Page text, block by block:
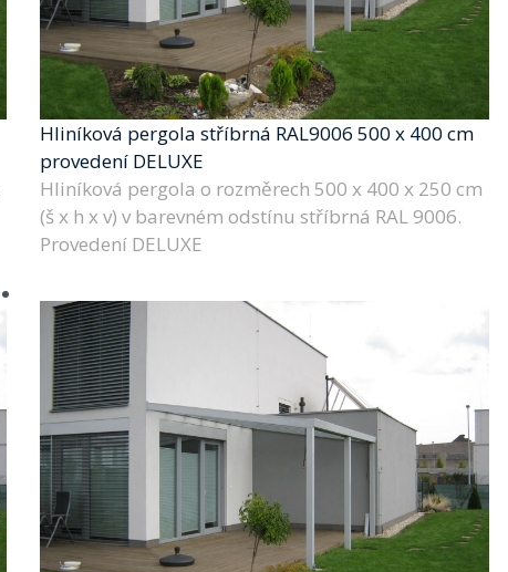
Hliníková pergola stříbrná RAL9006 500 x 400 cm
provedení DELUXE
Hliníková pergola o rozměrech 500 x 400 x 250 cm
(š x h x v) v barevném odstínu stříbrná RAL 9006.
Provedení DELUXE